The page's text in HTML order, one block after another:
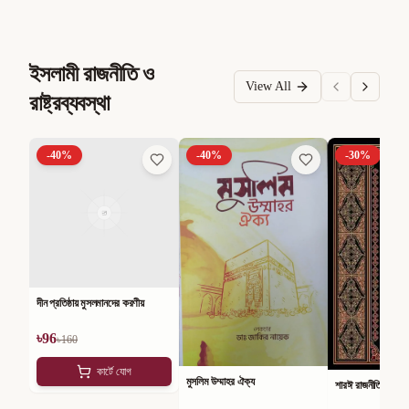
ইসলামী রাজনীতি ও
রাষ্ট্রব্যবস্থা
View All
-40%
দীন প্রতিষ্ঠায় মুসলমানদের করণীয়
৳96৳160
কার্টে যোগ
-40%
মুসলিম উম্মাহর ঐক্য
-30%
শারঈ রাজনীতি